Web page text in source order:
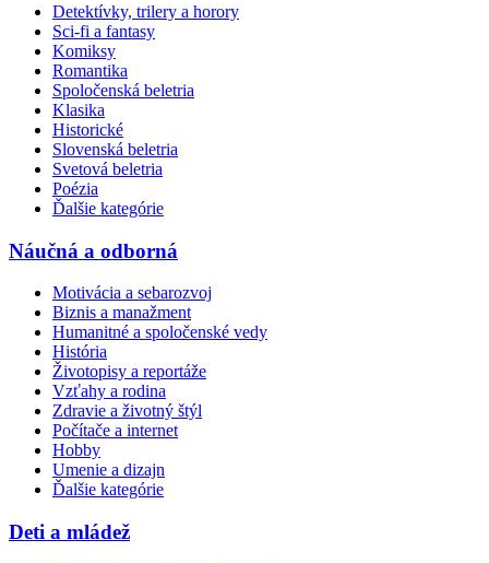
Detektívky, trilery a horory
Sci-fi a fantasy
Komiksy
Romantika
Spoločenská beletria
Klasika
Historické
Slovenská beletria
Svetová beletria
Poézia
Ďalšie kategórie
Náučná a odborná
Motivácia a sebarozvoj
Biznis a manažment
Humanitné a spoločenské vedy
História
Životopisy a reportáže
Vzťahy a rodina
Zdravie a životný štýl
Počítače a internet
Hobby
Umenie a dizajn
Ďalšie kategórie
Deti a mládež